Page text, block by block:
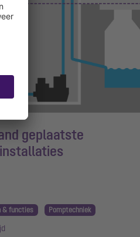
geplaatste
& functies Pomptechniek